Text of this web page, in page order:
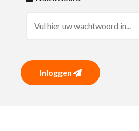
Inloggen